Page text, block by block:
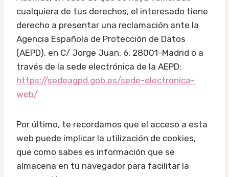
cualquiera de tus derechos, el interesado tiene
derecho a presentar una reclamación ante la
Agencia Española de Protección de Datos
(AEPD), en C/ Jorge Juan, 6, 28001-Madrid o a
través de la sede electrónica de la AEPD:
https://sedeagpd.gob.es/sede-electronica-
web/
Por último, te recordamos que el acceso a esta
web puede implicar la utilización de cookies,
que como sabes es información que se
almacena en tu navegador para facilitar la